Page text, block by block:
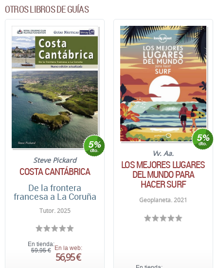
OTROS LIBROS DE GUÍAS
Steve Pickard
COSTA CANTÁBRICA
De la frontera
francesa a La Coruña
Tutor. 2025
En tienda:
59,95 € En la web:
56,95 €
Vv. Aa.
LOS MEJORES LUGARES
DEL MUNDO PARA
HACER SURF
Geoplaneta. 2021